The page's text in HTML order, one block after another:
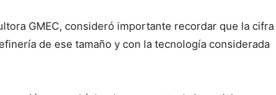
GMEC, consideró importante recordar que la cifra
de ese tamaño y con la tecnología considerada